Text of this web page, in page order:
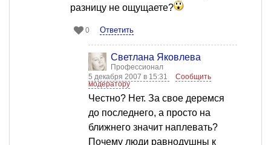
разницу не ощущаете?
0 Ответить
Светлана Яковлева
Профессионал
5 декабря 2007 в 15:31
Сообщить
модератору
Честно? Нет. За свое деремся
до последнего, а просто на
ближнего значит наплевать?
Почему люди равнодушны к